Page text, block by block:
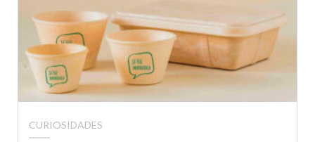
CURIOSIDADES